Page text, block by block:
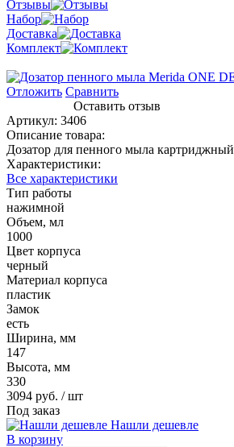
Отзывы
Набор
Доставка
Комплект
Отложить Сравнить
Оставить отзыв
Артикул: 3406
Описание товара:
Дозатор для пенного мыла картриджный
Характеристики:
Все характеристики
Тип работы
нажимной
Объем, мл
1000
Цвет корпуса
черный
Материал корпуса
пластик
Замок
есть
Ширина, мм
147
Высота, мм
330
3094 руб. / шт
Под заказ
Нашли дешевле
В корзину